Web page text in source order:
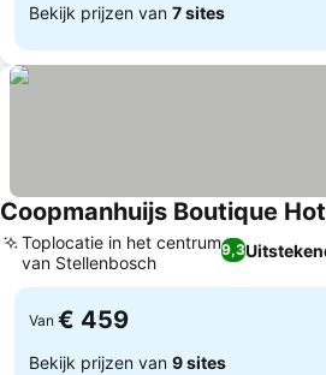
Bekijk prijzen van 7 sites
Coopmanhuijs Boutique
9,3
Toplocatie in het centrum
van Stellenbosch
Van € 459
Bekijk prijzen van 9 sites